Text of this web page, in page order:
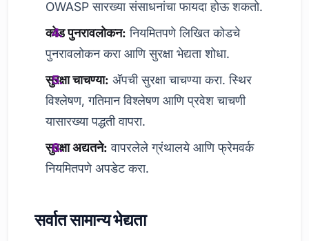
OWASP सारख्या संसाधनांचा फायदा होऊ शकतो.
कोड पुनरावलोकन: नियमितपणे लिखित कोडचे
पुनरावलोकन करा आणि सुरक्षा भेद्यता शोधा.
सुरक्षा चाचण्या: अ‍ॅपची सुरक्षा चाचण्या करा. स्थिर
विश्लेषण, गतिमान विश्लेषण आणि प्रवेश चाचणी
यासारख्या पद्धती वापरा.
सुरक्षा अद्यतने: वापरलेले ग्रंथालये आणि फ्रेमवर्क
नियमितपणे अपडेट करा.
सर्वात सामान्य भेद्यता